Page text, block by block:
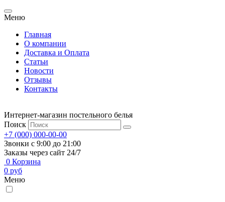
Меню
Главная
О компании
Доставка и Оплата
Статьи
Новости
Отзывы
Контакты
Интернет-магазин постельного белья
Поиск
+7 (000) 000-00-00
Звонки с 9:00 до 21:00
Заказы через сайт 24/7
0 Корзина
0 руб
Меню